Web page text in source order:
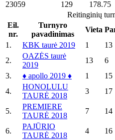
23059
129
178.75
Reitinginių
Eil.
nr.
Turnyro
pavadinimas
Vieta
1.
KBK taurė 2019 1 13
2.
OAZĖS taurė
2019
13 6
3.
♦ apollo 2019 ♦ 1 15
4.
HONOLULU
TAURĖ 2018
3 17
5.
PREMIERE
TAURĖ 2018
7 14
6.
PAJŪRIO
TAURĖ 2018
4 16